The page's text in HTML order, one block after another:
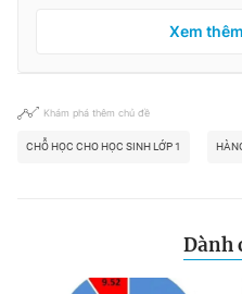
Xem
Khám phá thêm chủ đề
CHỖ HỌC CHO HỌC SINH LỚP 1